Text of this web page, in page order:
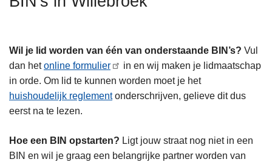
Wil je lid worden van één van onderstaande BIN’s? Vul
dan hetonline formulier
in en wij maken je lidmaatschap
in orde. Om lid te kunnen worden moet je het
huishoudelijk reglementonderschrijven, gelieve dit dus
eerst na te lezen.
Hoe een BIN opstarten? Ligt jouw straat nog niet in een
BIN en wil je graag een belangrijke partner worden van